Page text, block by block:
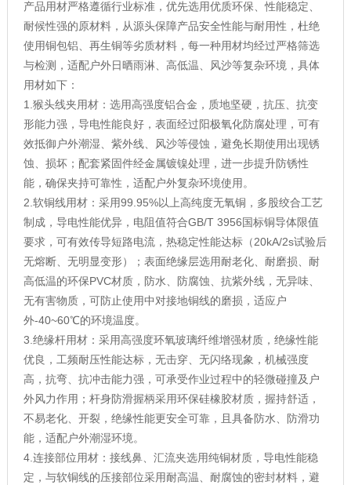
产品用材严格遵循行业标准，优先选用优质环保、性能稳定、
耐候性强的原材料，从源头保障产品安全性能与耐用性，杜绝
使用铜包铝、再生铜等劣质材料，每一种用材均经过严格筛选
与检测，适配户外日晒雨淋、高低温、风沙等复杂环境，具体
用材如下：
1.猴头线夹用材：选用高强度铝合金，质地坚硬，抗压、抗变
形能力强，导电性能良好，表面经过阳极氧化防腐处理，可有
效抵御户外潮湿、紫外线、风沙等侵蚀，避免长期使用出现锈
蚀、损坏；配套紧固件经金属镀镍处理，进一步提升防锈性
能，确保夹持可靠性，适配户外复杂环境使用。
2.软铜线用材：采用99.95%以上高纯度无氧铜，多股绞合工艺
制成，导电性能优异，电阻值符合GB/T 3956国标铜导体限值
要求，可有效传导短路电流，热稳定性能达标（20kA/2s试验后
无熔断、无明显变形）；表面绝缘层选用耐老化、耐磨损、耐
高低温的环保PVC材质，防水、防腐蚀、抗紫外线，无异味、
无有害物质，可防止使用中对接地铜线的磨损，适应户
外-40~60℃的环境温度。
3.绝缘杆用材：采用高强度环氧玻璃纤维增强材质，绝缘性能
优良，工频耐压性能达标，无击穿、无闪络现象，机械强度
高，抗弯、抗冲击能力强，可承受作业过程中的轻微碰撞及户
外风力作用；杆身防滑握柄采用环保硅橡胶材质，握持舒适，
不易老化、开裂，绝缘性能更安全可靠，且具备防水、防滑功
能，适配户外潮湿环境。
4.连接部位用材：接线鼻、汇流夹选用纯铜材质，导电性能稳
定，与软铜线的压接部位采用耐高温、耐腐蚀的密封材料，避